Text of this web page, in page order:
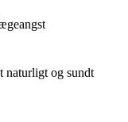
naturligt og sundt